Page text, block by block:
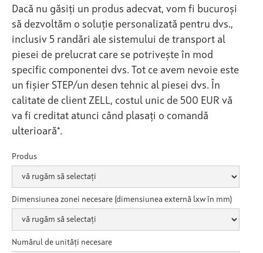
Dacă nu găsiți un produs adecvat, vom fi bucuroși
să dezvoltăm o soluție personalizată pentru dvs.,
inclusiv 5 randări ale sistemului de transport al
piesei de prelucrat care se potrivește în mod
specific componentei dvs. Tot ce avem nevoie este
un fișier STEP/un desen tehnic al piesei dvs. În
calitate de client ZELL, costul unic de 500 EUR vă
va fi creditat atunci când plasați o comandă
ulterioară*.
Produs
Dimensiunea zonei necesare (dimensiunea externă lxw în mm)
Numărul de unități necesare